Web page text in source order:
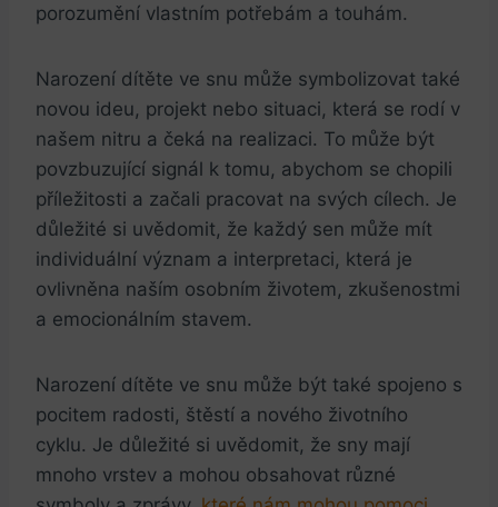
porozumění vlastním potřebám ‌a ⁤touhám.
Narození dítěte ve snu může symbolizovat také
novou ideu, projekt nebo situaci,​ která se rodí v
našem nitru a čeká na ⁢realizaci. To může být
povzbuzující signál ‍k tomu, abychom se ​chopili‍
příležitosti a začali pracovat na svých cílech. Je
důležité si uvědomit, že ⁢každý sen⁤ může ⁣mít
individuální význam a interpretaci,‍ která je
ovlivněna⁣ naším osobním životem, zkušenostmi
a​ emocionálním stavem.
Narození dítěte ve snu může být také spojeno s
pocitem ‍radosti, ⁣štěstí a nového životního
cyklu. Je důležité si uvědomit, že sny mají
mnoho⁤ vrstev ⁢a mohou obsahovat​ různé